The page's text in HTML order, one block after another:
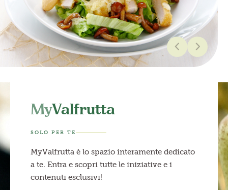
MyValfrutta
SOLO PER TE
MyValfrutta è lo spazio interamente dedicato
a te. Entra e scopri tutte le iniziative e i
contenuti esclusivi!